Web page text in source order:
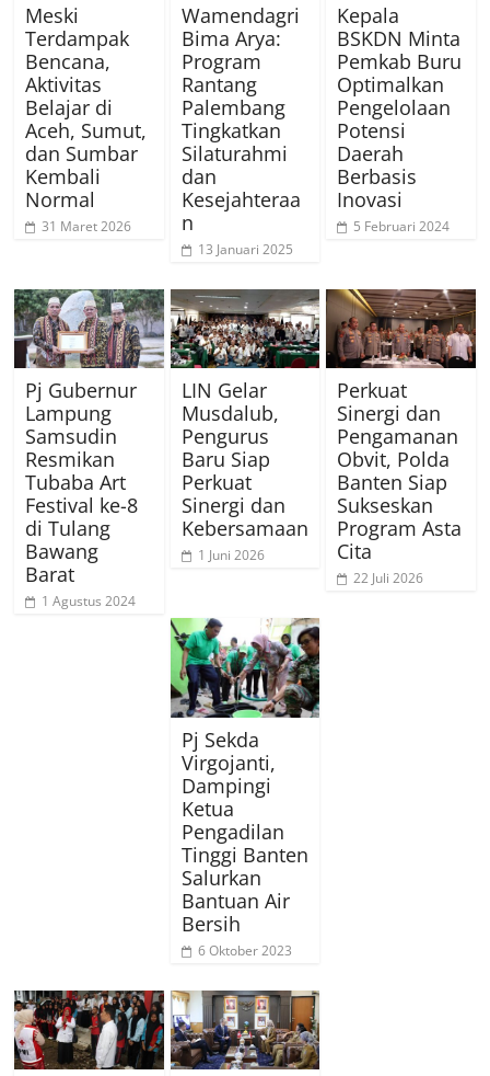
Meski
Terdampak
Bencana,
Aktivitas
Belajar di
Aceh, Sumut,
dan Sumbar
Kembali
Normal
31 Maret 2026
Wamendagri
Bima Arya:
Program
Rantang
Palembang
Tingkatkan
Silaturahmi
dan
Kesejahteraa
n
13 Januari 2025
Kepala
BSKDN Minta
Pemkab Buru
Optimalkan
Pengelolaan
Potensi
Daerah
Berbasis
Inovasi
5 Februari 2024
Pj Gubernur
Lampung
Samsudin
Resmikan
Tubaba Art
Festival ke-8
di Tulang
Bawang
Barat
1 Agustus 2024
LIN Gelar
Musdalub,
Pengurus
Baru Siap
Perkuat
Sinergi dan
Kebersamaan
1 Juni 2026
Perkuat
Sinergi dan
Pengamanan
Obvit, Polda
Banten Siap
Sukseskan
Program Asta
Cita
22 Juli 2026
Pj Sekda
Virgojanti,
Dampingi
Ketua
Pengadilan
Tinggi Banten
Salurkan
Bantuan Air
Bersih
6 Oktober 2023